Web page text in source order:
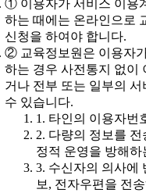
① 이용자가 서비스 이용
하는 때에는 온라인으로
신청을 하여야 합니다.
② 교육정보원은 이용자
하는 경우 사전통지 없이
거나 전부 또는 일부의
수 있습니다.
1. 타인의 이용자번
2. 다량의 정보를
정적 운영을 방해하
3. 수신자의 의사에
보, 전자우편을 전